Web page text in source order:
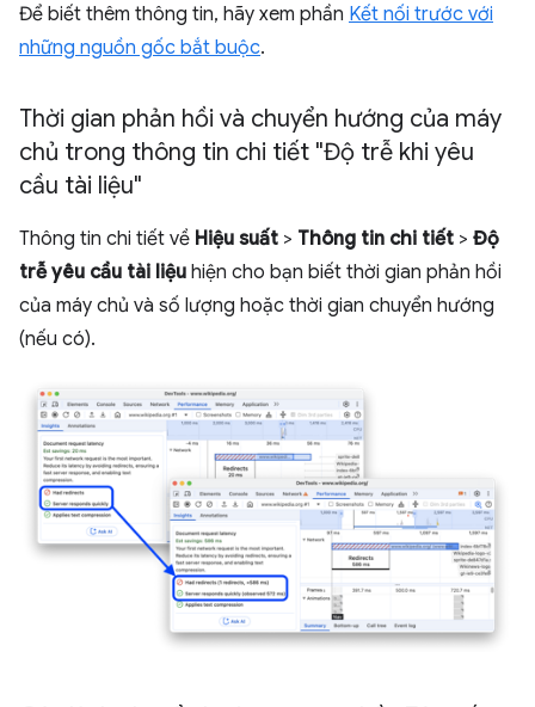
Để biết thêm thông tin, hãy xem phần Kết nối trước với
những nguồn gốc bắt buộc.
Thời gian phản hồi và chuyển hướng của máy
chủ trong thông tin chi tiết "Độ trễ khi yêu
cầu tài liệu"
Thông tin chi tiết về Hiệu suất > Thông tin chi tiết > Độ
trễ yêu cầu tài liệu hiện cho bạn biết thời gian phản hồi
của máy chủ và số lượng hoặc thời gian chuyển hướng
(nếu có).